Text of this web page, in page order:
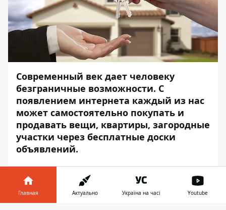
Современный век дает человеку
безграничные возможности. С
появлением интернета каждый из нас
может самостоятельно покупать и
продавать вещи, квартиры, загородные
участки через бесплатные доски
объявлений.
Однако, как показала практика, такие
способы отнюдь не безопасны. Здесь
множество «подводных камней», с
которыми может столкнуться человек,
Главная Актуально Україна на часі Youtube